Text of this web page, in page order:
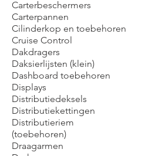
Carterbeschermers
Carterpannen
Cilinderkop en toebehoren
Cruise Control
Dakdragers
Daksierlijsten (klein)
Dashboard toebehoren
Displays
Distributiedeksels
Distributiekettingen
Distributieriem
(toebehoren)
Draagarmen